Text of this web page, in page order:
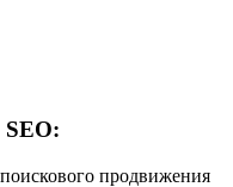
продвижения